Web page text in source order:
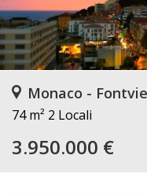
Monaco -
74 m² 2 Locali
3.950.000 €